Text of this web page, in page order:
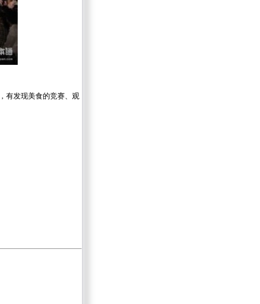
有发现美食的竞赛、观